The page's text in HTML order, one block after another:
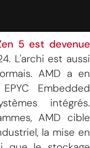
5 est devenue
L'archi est aussi
AMD a en
Embedded
intégrés.
AMD cible
la mise en